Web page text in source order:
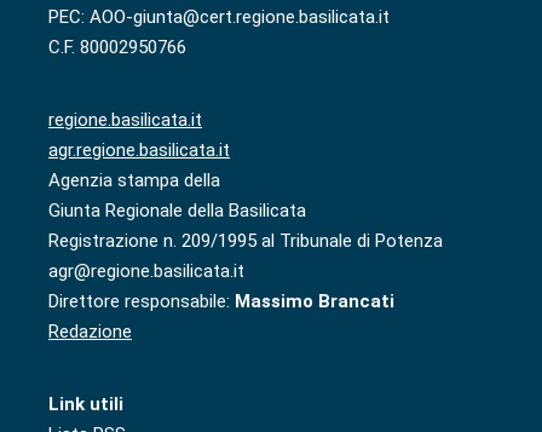
PEC: AOO-giunta@cert.regione.basilicata.it
C.F. 80002950766
regione.basilicata.it
agr.regione.basilicata.it
Agenzia stampa della
Giunta Regionale della Basilicata
Registrazione n. 209/1995 al Tribunale di Potenza
agr@regione.basilicata.it
Direttore responsabile: Massimo Brancati
Redazione
Link utili